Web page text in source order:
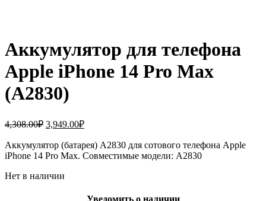
Аккумулятор для телефона
Apple iPhone 14 Pro Max
(A2830)
4,308.00₽ Первоначальная
составляла
4,308.00₽.
3,949.00₽Текущая
3,949.00₽.
Аккумулятор (батарея) A2830 для сотового телефона Apple
iPhone 14 Pro Max. Совместимые модели: A2830
Нет в наличии